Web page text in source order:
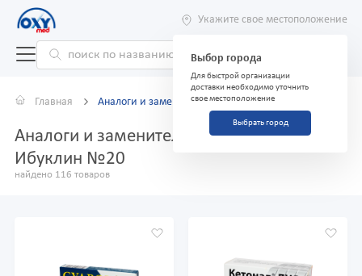
Укажите свое местоположение
Выбор города
Для быстрой организации
доставки необходимо уточнить
свое местоположение
Выбрать город
Главная Аналоги и заменители
Аналоги и заменители препарата
Ибуклин №20
найдено 116 товаров